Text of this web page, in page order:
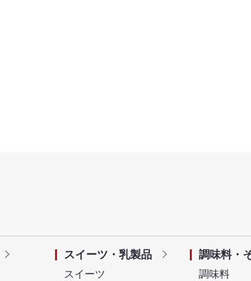
スイーツ・乳製品
スイーツ
調味料・
調味料